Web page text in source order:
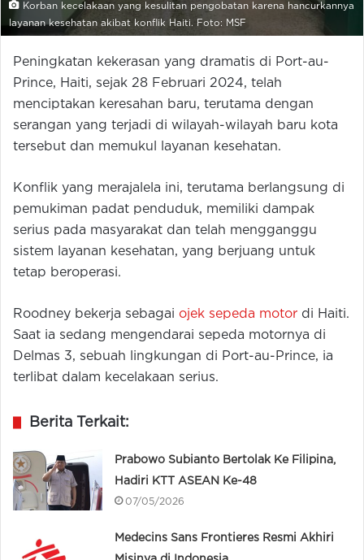
Korban kecelakaan yang kesulitan pengobatan karena hancurkannya
layanan kesehatan akibat konflik Haiti. Foto: MSF
Peningkatan kekerasan yang dramatis di Port-au-
Prince, Haiti, sejak 28 Februari 2024, telah
menciptakan keresahan baru, terutama dengan
serangan yang terjadi di wilayah-wilayah baru kota
tersebut dan memukul layanan kesehatan.
Konflik yang merajalela ini, terutama berlangsung di
pemukiman padat penduduk, memiliki dampak
serius pada masyarakat dan telah mengganggu
sistem layanan kesehatan, yang berjuang untuk
tetap beroperasi.
Roodney bekerja sebagai ojek sepeda motor di Haiti.
Saat ia sedang mengendarai sepeda motornya di
Delmas 3, sebuah lingkungan di Port-au-Prince, ia
terlibat dalam kecelakaan serius.
Berita Terkait:
Prabowo Subianto Bertolak Ke Filipina,
Hadiri KTT ASEAN Ke-48
07/05/2026
Medecins Sans Frontieres Resmi Akhiri